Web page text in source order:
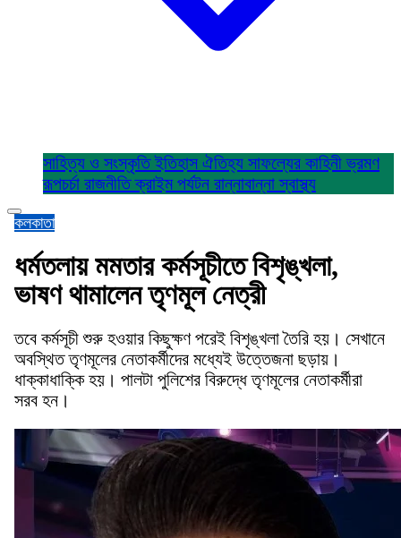
সাহিত্য ও সংস্কৃতিইতিহাস ঐতিহ্য সাফল্যের কাহিনীভ্রমণ
রূপচর্চা রাজনীতিক্রাইম পর্যটন রান্নাবান্নাস্বাস্থ্য
কলকাতা
ধর্মতলায় মমতার কর্মসূচীতে বিশৃঙ্খলা,
ভাষণ থামালেন তৃণমূল নেত্রী
তবে কর্মসূচী শুরু হওয়ার কিছুক্ষণ পরেই বিশৃঙ্খলা তৈরি হয়। সেখানে
অবস্থিত তৃণমূলের নেতাকর্মীদের মধ্যেই উত্তেজনা ছড়ায়।
ধাক্কাধাক্কি হয়। পালটা পুলিশের বিরুদ্ধে তৃণমূলের নেতাকর্মীরা
সরব হন।